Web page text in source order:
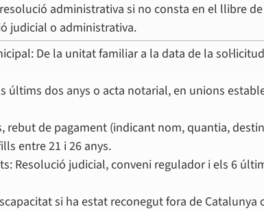
administrativa si no consta en el llibre
judicial o administrativa.
De la unitat familiar a la data de la
últims dos anys o acta notarial, en unions
rebut de pagament (indicant nom, quantia,
entre 21 i 26 anys.
Resolució judicial, conveni regulador i els 6
si ha estat reconegut fora de Catalunya